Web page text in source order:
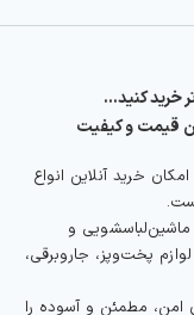
خرید کنید…
قیمت و کیفیت
خرید آنلاین انواع
و
پخت‌وپز، جاروبرقی،
امن، مطمئن و آسوده را